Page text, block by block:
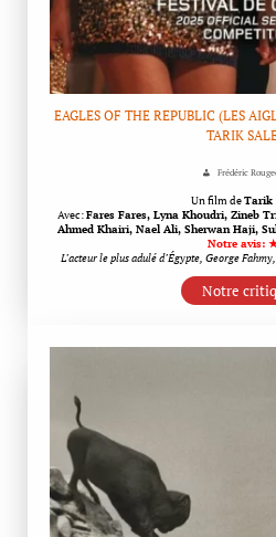
EAGLES OF THE REPUBLIC (LES
TARIK
Frédéric
Un film deTarik
Avec:Fares Fares, Lyna Khoudri, Zineb
Ahmed Khairi, Nael Ali, Sherwan Haji,
Notre avis:
L’acteur le plus adulé d’Égypte, George
Notre